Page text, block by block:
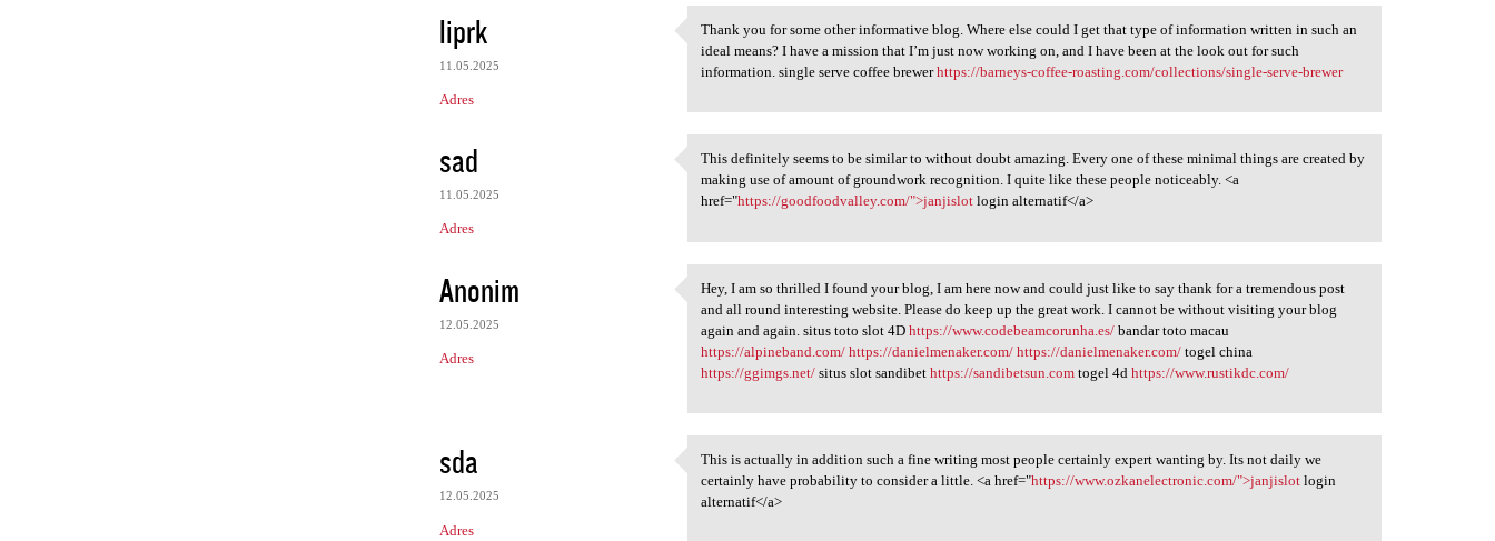
liprk
11.05.2025
Adres
Thank you for some other
Thank you for some other informative blog. Where else could I get that type of information written in such an
ideal means? I have a mission that I’m just now working on, and I have been at the look out for such
information. single serve coffee brewerhttps://barneys-coffee-roasting.com/collections/single-serve-brewer
sad
11.05.2025
Adres
This definitely seems to be
This definitely seems to be similar to without doubt amazing. Every one of these minimal things are created by
making use of amount of groundwork recognition. I quite like these people noticeably. <a
href="https://goodfoodvalley.com/">janjislot login alternatif</a>
Anonim
12.05.2025
Adres
Hey, I am so thrilled I found
Hey, I am so thrilled I found your blog, I am here now and could just like to say thank for a tremendous post
and all round interesting website. Please do keep up the great work. I cannot be without visiting your blog
again and again. situs toto slot 4Dhttps://www.codebeamcorunha.es/ bandar toto macau
https://alpineband.com/ https://danielmenaker.com/ https://danielmenaker.com/ togel china
https://ggimgs.net/ situs slot sandibethttps://sandibetsun.com togel 4dhttps://www.rustikdc.com/
sda
12.05.2025
Adres
This is actually in addition
This is actually in addition such a fine writing most people certainly expert wanting by. Its not daily we
certainly have probability to consider a little. <a href="https://www.ozkanelectronic.com/">janjislot login
alternatif</a>